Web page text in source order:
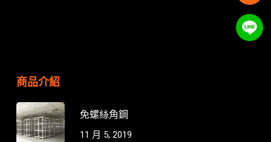
商品介紹
免螺絲角鋼
11 月 5, 2019